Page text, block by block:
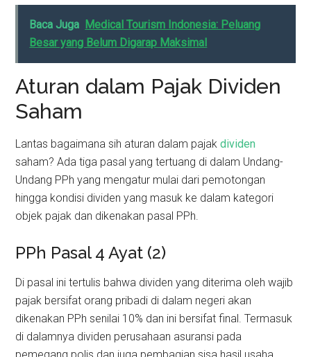
Baca Juga
Medical Tourism Indonesia: Peluang
Besar yang Belum Digarap Maksimal
Aturan dalam Pajak Dividen
Saham
Lantas bagaimana sih aturan dalam pajakdividen
saham? Ada tiga pasal yang tertuang di dalam Undang-
Undang PPh yang mengatur mulai dari pemotongan
hingga kondisi dividen yang masuk ke dalam kategori
objek pajak dan dikenakan pasal PPh.
PPh Pasal 4 Ayat (2)
Di pasal ini tertulis bahwa dividen yang diterima oleh wajib
pajak bersifat orang pribadi di dalam negeri akan
dikenakan PPh senilai 10% dan ini bersifat final. Termasuk
di dalamnya dividen perusahaan asuransi pada